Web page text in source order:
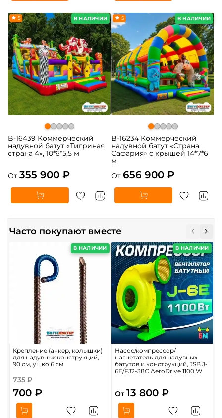
В НАЛИЧИИ
5
B-16439 Коммерческий
надувной батут «Тигриная
страна 4», 10*6*5,5 м
От 355 900 ₽
В НАЛИЧИИ
5
B-16234 Коммерческий
надувной батут «Страна
Сафария» с крышей 14*7*6
м
От 656 900 ₽
Часто покупают вместе
В НАЛИЧИИ
Крепление (анкер, колышки)
для надувных конструкций,
90 см, ушко 6 см
735 ₽
700 ₽
В НАЛИЧИИ
Насос/компрессор/
нагнетатель для надувных
батутов и конструкций, JSB J-
6E/FJ2-38C AeroDrive 1100 W
От 13 800 ₽